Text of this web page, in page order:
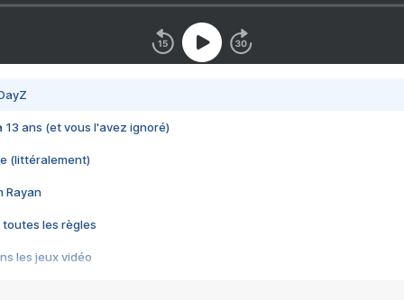
13 ans (et vous l'avez ignoré)
(littéralement)
Rayan
toutes les règles
les jeux vidéo